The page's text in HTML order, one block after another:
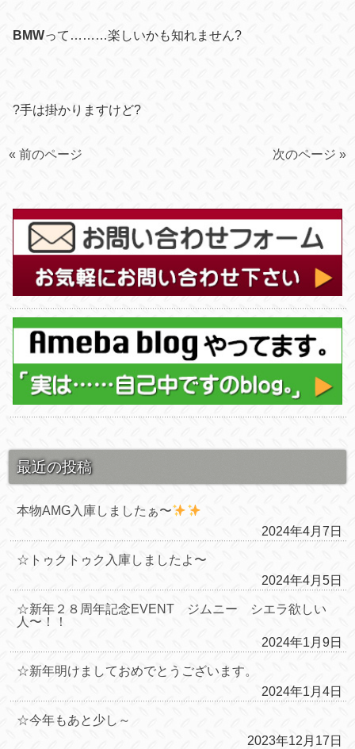
BMWって………楽しいかも知れません?
?手は掛かりますけど?
« 前のページ 次のページ »
最近の投稿
本物AMG入庫しましたぁ〜
2024年4月7日
☆トゥクトゥク入庫しましたよ〜
2024年4月5日
☆新年２８周年記念EVENT ジムニー シエラ欲しい
人〜！！
2024年1月9日
☆新年明けましておめでとうございます。
2024年1月4日
☆今年もあと少し～
2023年12月17日